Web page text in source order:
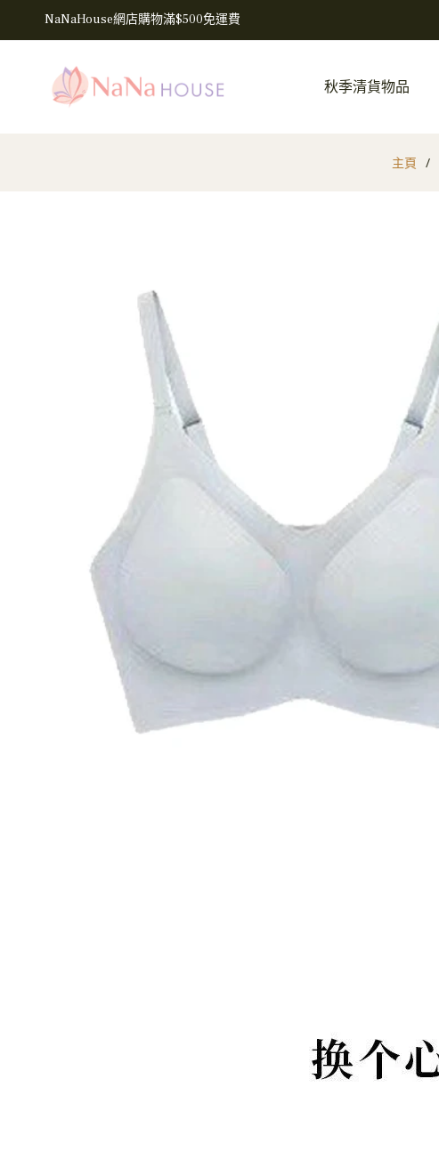
NaNaHouse網店購物滿$500免運費
秋季清貨物品
主頁 /